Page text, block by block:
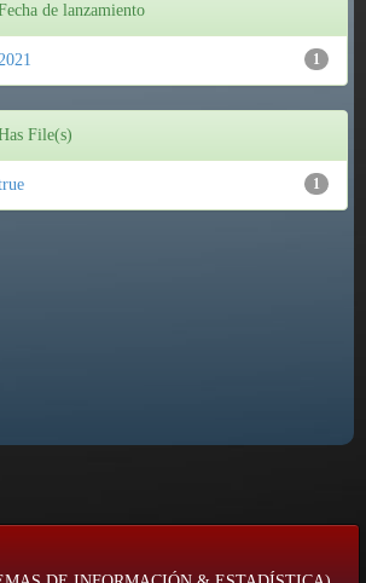
de lanzamiento
1
File(s)
1